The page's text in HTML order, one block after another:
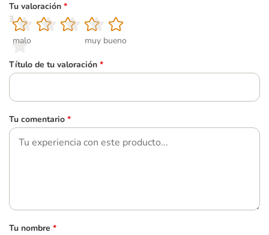
Tu valoración *
1
malo
2
3
4
5
muy bueno
Título de tu valoración *
Tu comentario *
Tu nombre *